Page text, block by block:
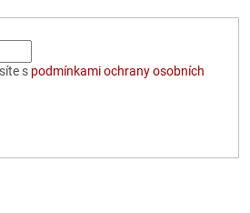
s podmínkami ochrany osobních